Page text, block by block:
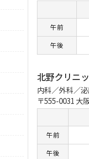
午前
午後
北野クリニ
内科／外科／
〒555-0031 大
午前
午後